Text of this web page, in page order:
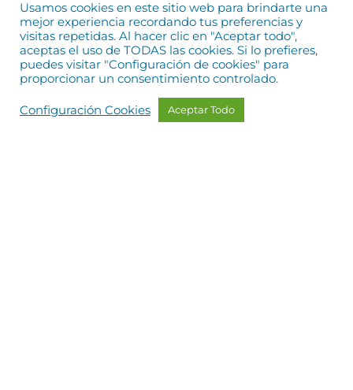
Usamos cookies en este sitio web para brindarte una
mejor experiencia recordando tus preferencias y
visitas repetidas. Al hacer clic en "Aceptar todo",
aceptas el uso de TODAS las cookies. Si lo prefieres,
puedes visitar "Configuración de cookies" para
proporcionar un consentimiento controlado.
Configuración Cookies Aceptar Todo